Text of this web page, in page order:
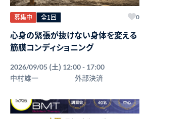
募集中 全1回 0
心身の緊張が抜けない身体を変える
筋膜コンディショニング
2026/09/05 (土) 12:00 - 17:00
中村雄一 外部決済